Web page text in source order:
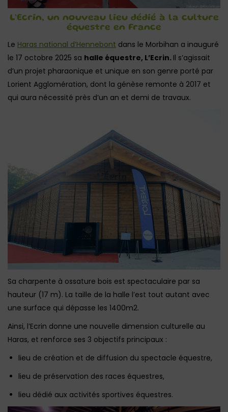
L’Ecrin, un nouveau lieu dédié à la culture
équestre en France
Le Haras national d’Hennebont dans le Morbihan a inauguré
le 17 octobre 2025 sa halle équestre, L’Ecrin. Il s’agissait
d’un projet pharaonique et unique en son genre porté par
Lorient Agglomération, dont la génèse remonte à 2017 et
qui aura nécessité près d’un an et demi de travaux.
Sa charpente à ossature bois est spectaculaire par sa
hauteur (17 m). La taille de la halle l’est tout autant avec
une surface qui dépasse les 1400m2.
Ainsi, l’Ecrin donne une nouvelle dimension culturelle au
Haras, et renforce ses 3 objectifs principaux :
lieu de création et de diffusion du spectacle équestre,
lieu de préservation des races équestres,
lieu dédié aux activités sportives équestres.